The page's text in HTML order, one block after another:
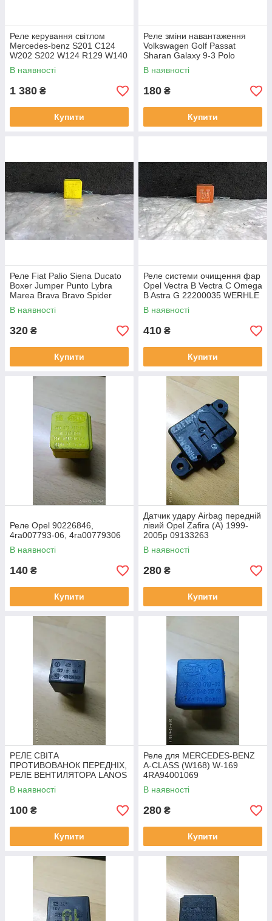
Реле керування світлом
Mercedes-benz S201 C124
W202 S202 W124 R129 W140
C126 1265420032
5KG004747-00
В наявності
1 380 ₴
Купити
Реле зміни навантаження
Volkswagen Golf Passat
Sharan Galaxy 9-3 Polo
Octavia Fabia Ibiza 22204013
Werhle
В наявності
180 ₴
Купити
Реле Fiat Palio Siena Ducato
Boxer Jumper Punto Lybra
Marea Brava Bravo Spider
Delta 146 147 156 159
82461739
В наявності
320 ₴
Купити
Реле системи очищення фар
Opel Vectra B Vectra C Omega
B Astra G 22200035 WERHLE
В наявності
410 ₴
Купити
Реле Opel 90226846,
4ra007793-06, 4ra00779306
В наявності
140 ₴
Купити
Датчик удару Airbag передній
лівий Opel Zafira (A) 1999-
2005р 09133263
В наявності
280 ₴
Купити
РЕЛЕ СВІТА
ПРОТИВОВАНОК ПЕРЕДНІХ,
РЕЛЕ ВЕНТИЛЯТОРА LANOS
4-Х КОНТАКТНЕ 90229206
В наявності
100 ₴
Купити
Реле для MERCEDES-BENZ
A-CLASS (W168) W-169
4RA94001069
В наявності
280 ₴
Купити